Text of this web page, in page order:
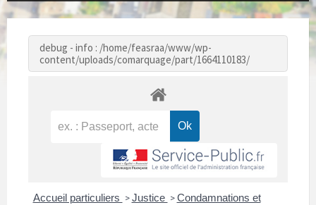
debug - info : /home/feasraa/www/wp-
content/uploads/comarquage/part/1664110183/
Accueil particuliers > Justice > Condamnations et